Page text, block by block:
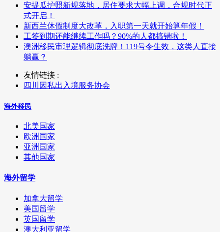
安提瓜护照新规落地，居住要求大幅上调，合规时代正
式开启！
新西兰休假制度大改革，入职第一天就开始算年假！
工签到期还能继续工作吗？90%的人都搞错啦！
澳洲移民审理逻辑彻底洗牌！119号令生效，这类人直接
躺赢？
友情链接 :
四川因私出入境服务协会
海外移民
北美国家
欧洲国家
亚洲国家
其他国家
海外留学
加拿大留学
美国留学
英国留学
澳大利亚留学